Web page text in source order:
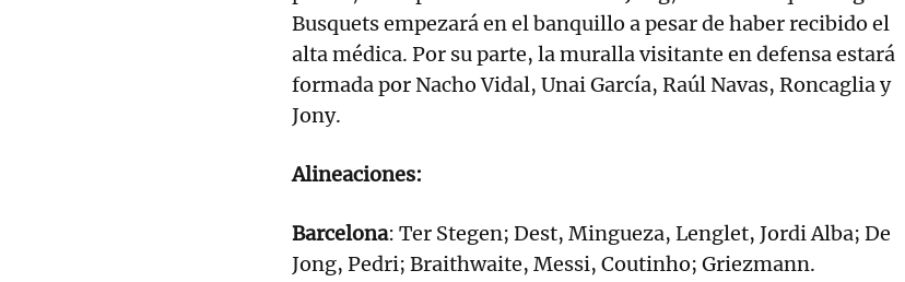
Busquets empezará en el banquillo a pesar de haber recibido el
alta médica. Por su parte, la muralla visitante en defensa estará
formada por Nacho Vidal, Unai García, Raúl Navas, Roncaglia y
Jony.
Alineaciones:
Barcelona: Ter Stegen; Dest, Mingueza, Lenglet, Jordi Alba; De
Jong, Pedri; Braithwaite, Messi, Coutinho; Griezmann.